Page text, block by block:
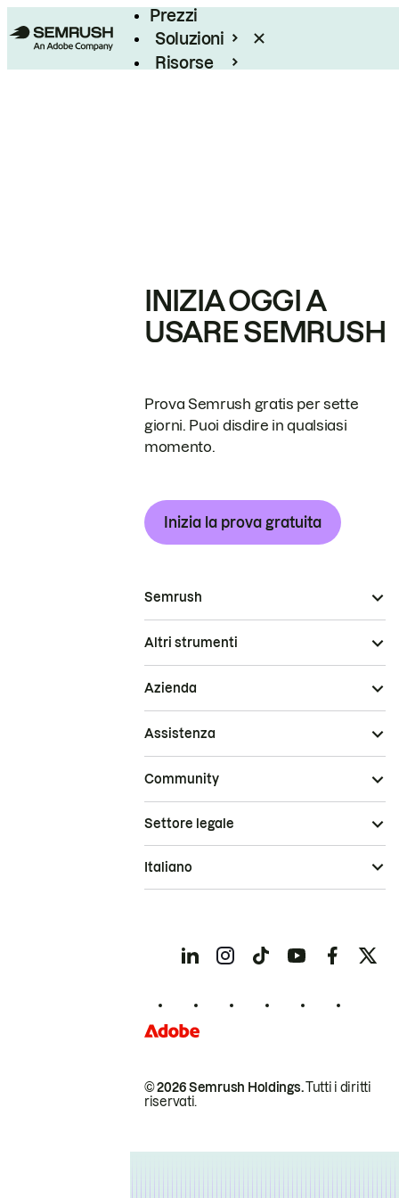
Prezzi
Soluzioni
Risorse
INIZIA OGGI A
USARE SEMRUSH
Prova Semrush gratis per sette
giorni. Puoi disdire in qualsiasi
momento.
Inizia la prova gratuita
Semrush
Altri strumenti
Azienda
Assistenza
Community
© 2026 Semrush Holdings.Tutti i diritti
riservati.
Settore legale
Italiano